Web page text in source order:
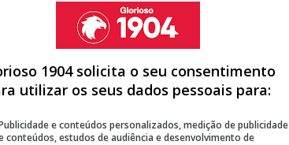
que tem sido mais recorrente na comitiva
foi o facto de terem a qualificação
de o Chelsea virar a partida do avesso.
londrino, durante a interrupção da
1904 solicita o seu consentimento
utilizar os seus dados pessoais para:
e conteúdos personalizados, medição de publicidade
conteúdos, estudos de audiência e desenvolvimento de